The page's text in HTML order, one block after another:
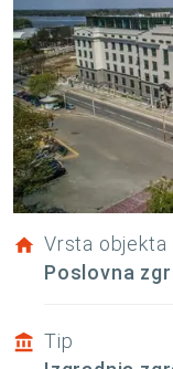
Vrsta objekta
Poslovna
Tip